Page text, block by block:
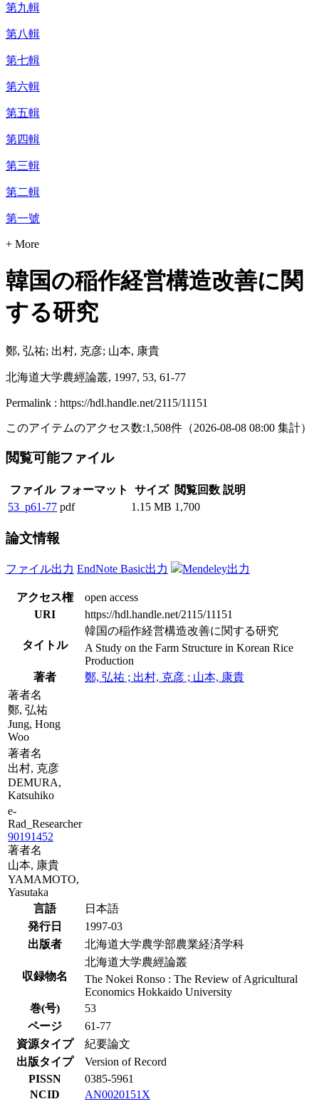
第九輯
第八輯
第七輯
第六輯
第五輯
第四輯
第三輯
第二輯
第一號
+ More
韓国の稲作経営構造改善に関
する研究
鄭, 弘祐; 出村, 克彦; 山本, 康貴
北海道大学農經論叢, 1997, 53, 61-77
Permalink : https://hdl.handle.net/2115/11151
このアイテムのアクセス数:1,508件 （2026-08-08 08:00 集計）
閲覧可能ファイル
ファイル フォーマット サイズ 閲覧回数 説明
53_p61-77 pdf 1.15 MB 1,700
論文情報
ファイル出力 EndNote Basic出力 Mendeley出力
アクセス権
open access
URI
https://hdl.handle.net/2115/11151
タイトル
韓国の稲作経営構造改善に関する研究
A Study on the Farm Structure in Korean Rice
Production
著者
鄭, 弘祐 ; 出村, 克彦 ; 山本, 康貴
著者名
鄭, 弘祐
Jung, Hong
Woo
著者名
出村, 克彦
DEMURA,
Katsuhiko
e-
Rad_Researcher
90191452
著者名
山本, 康貴
YAMAMOTO,
Yasutaka
言語
日本語
発行日
1997-03
出版者
北海道大学農学部農業経済学科
収録物名
北海道大学農經論叢
The Nokei Ronso : The Review of Agricultural
Economics Hokkaido University
巻(号)
53
ページ
61-77
資源タイプ
紀要論文
出版タイプ
Version of Record
PISSN
0385-5961
NCID
AN0020151X